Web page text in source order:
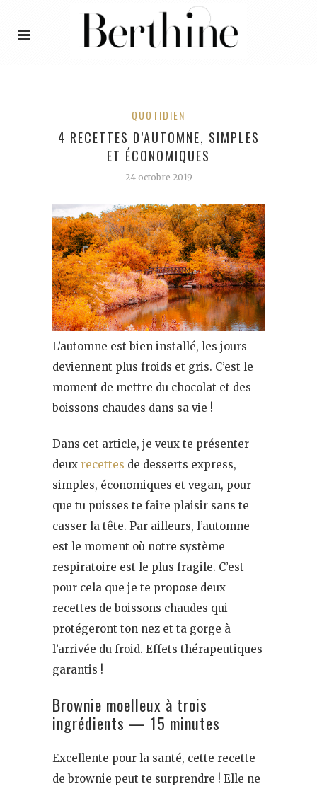
QUOTIDIEN
4 RECETTES D’AUTOMNE, SIMPLES
ET ÉCONOMIQUES
24 octobre 2019
L’automne est bien installé, les jours
deviennent plus froids et gris. C’est le
moment de mettre du chocolat et des
boissons chaudes dans sa vie !
Dans cet article, je veux te présenter
deux recettes de desserts express,
simples, économiques et vegan, pour
que tu puisses te faire plaisir sans te
casser la tête. Par ailleurs, l’automne
est le moment où notre système
respiratoire est le plus fragile. C’est
pour cela que je te propose deux
recettes de boissons chaudes qui
protégeront ton nez et ta gorge à
l’arrivée du froid. Effets thérapeutiques
garantis !
Brownie moelleux à trois
ingrédients — 15 minutes
Excellente pour la santé, cette recette
de brownie peut te surprendre ! Elle ne